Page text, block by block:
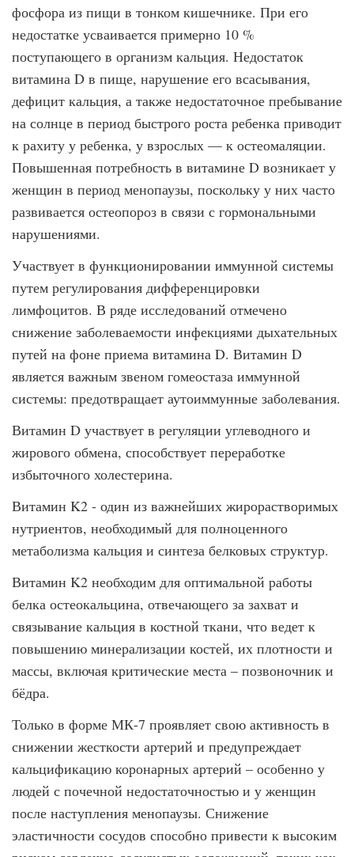
фосфора из пищи в тонком кишечнике. При его
недостатке усваивается примерно 10 %
поступающего в организм кальция. Недостаток
витамина D в пище, нарушение его всасывания,
дефицит кальция, а также недостаточное пребывание
на солнце в период быстрого роста ребенка приводит
к рахиту у ребенка, у взрослых — к остеомаляции.
Повышенная потребность в витамине D возникает у
женщин в период менопаузы, поскольку у них часто
развивается остеопороз в связи с гормональными
нарушениями.
Участвует в функционировании иммунной системы
путем регулирования дифференцировки
лимфоцитов. В ряде исследований отмечено
снижение заболеваемости инфекциями дыхательных
путей на фоне приема витамина D. Витамин D
является важным звеном гомеостаза иммунной
системы: предотвращает аутоиммунные заболевания.
Витамин D участвует в регуляции углеводного и
жирового обмена, способствует переработке
избыточного холестерина.
Витамин K2 - один из важнейших жирорастворимых
нутриентов, необходимый для полноценного
метаболизма кальция и синтеза белковых структур.
Витамин K2 необходим для оптимальной работы
белка остеокальцина, отвечающего за захват и
связывание кальция в костной ткани, что ведет к
повышению минерализации костей, их плотности и
массы, включая критические места – позвоночник и
бёдра.
Только в форме МК-7 проявляет свою активность в
снижении жесткости артерий и предупреждает
кальцификацию коронарных артерий – особенно у
людей с почечной недостаточностью и у женщин
после наступления менопаузы. Снижение
эластичности сосудов способно привести к высоким